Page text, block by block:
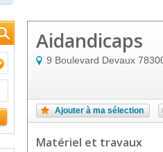
Aidandicaps
9 Boulevard Devaux
Ajouter à ma sélection
Matériel et travaux